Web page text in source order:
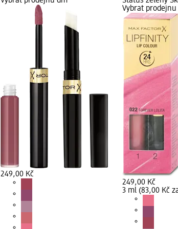
249,00 Kč
Vybrat prodejnu
249,00 Kč
3 ml (83,00 Kč